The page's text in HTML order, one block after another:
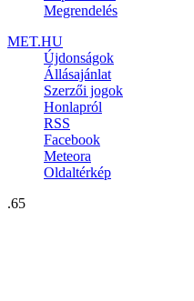
Megrendelés
MET.HU
Újdonságok
Állásajánlat
Szerzői jogok
Honlapról
RSS
Facebook
Meteora
Oldaltérkép
.65